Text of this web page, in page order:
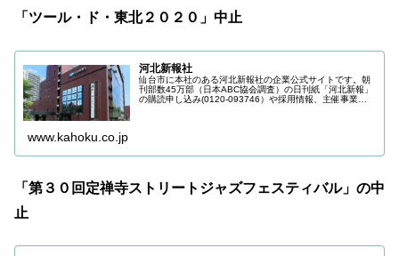
「ツール・ド・東北２０２０」中止
河北新報社
仙台市に本社のある河北新報社の企業公式サイトです。朝
刊部数45万部（日本ABC協会調査）の日刊紙「河北新報」
の購読申し込み(0120-093746）や採用情報、主催事業の
www.kahoku.co.jp
「第３０回定禅寺ストリートジャズフェスティバル」の中
止